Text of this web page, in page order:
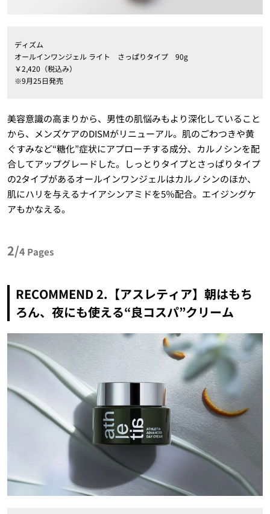
ディズム
オールインワンジェル ライト さっぱりタイプ 90g
￥2,420（税込み）
※9月25日発売
美容意識の高まりから、男性の肌悩みもより深化していること
から、メンズケアのDISMがリニューアル。肌のごわつきや黄
ぐすみなど“糖化”症状にアプローチする成分、カルノシンを配
合してアップグレードした。しっとりタイプとさっぱりタイプ
の2タイプがあるオールインワンジェルはカルノシンのほか、
肌にハリを与えるナイアシンアミドを5％配合。エイジングケ
アもかなえる。
2/4 Pages
RECOMMEND 2.【アスレティア】朝はもち
ろん、夜にも使える“良コスパ”クリーム